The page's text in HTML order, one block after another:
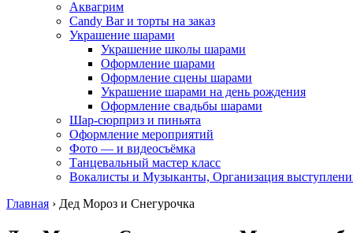
Аквагрим
Candy Bar и торты на заказ
Украшение шарами
Украшение школы шарами
Оформление шарами
Оформление сцены шарами
Украшение шарами на день рождения
Оформление свадьбы шарами
Шар-сюрприз и пиньята
Оформление мероприятий
Фото — и видеосъёмка
Танцевальный мастер класс
Вокалисты и Музыканты, Организация
Главная › Дед Мороз и Снегурочка